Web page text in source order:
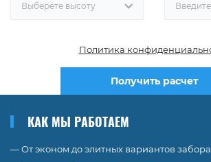
Выберете высоту
Политика
Получить расчет
КАК МЫ РАБОТАЕМ
— От эконом до элитных вариантов